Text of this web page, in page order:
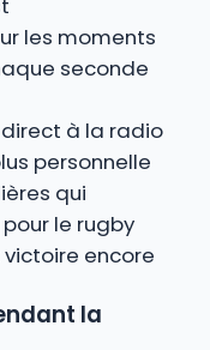
les moments
seconde
direct à la radio
personnelle
qui
le rugby
encore
la